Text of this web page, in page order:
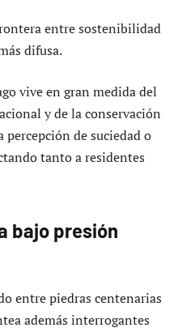
entre sostenibilidad
difusa.
vive en gran medida del
y de la conservación
de suciedad o
tanto a residentes
bajo presión
entre piedras centenarias
además interrogantes